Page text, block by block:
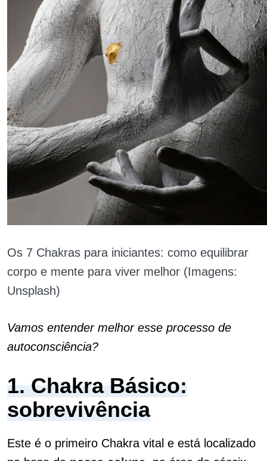
Os 7 Chakras para iniciantes: como equilibrar
corpo e mente para viver melhor (Imagens:
Unsplash)
Vamos entender melhor esse processo de
autoconsciência?
1. Chakra Básico:
sobrevivência
Este é o primeiro Chakra vital e está localizado